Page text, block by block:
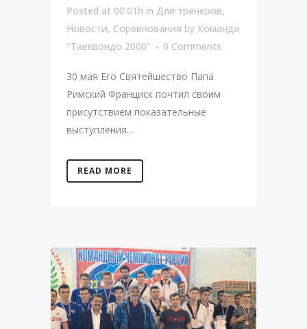
Posted at 00:01h in Для тренеров,
Новости, Соревнования by Команда
"Таеквондо 2000"
0 Comments
30 мая Его Святейшество Папа
Римский Франциск почтил своим
присутствием показательные
выступления...
READ MORE